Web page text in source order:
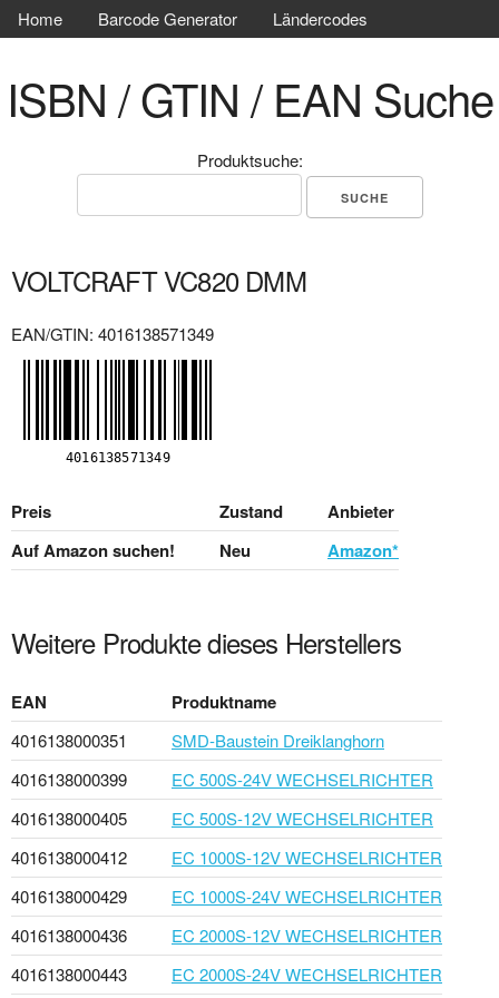
Home Barcode Generator Ländercodes
ISBN / GTIN / EAN Suche
Produktsuche:
VOLTCRAFT VC820 DMM
EAN/GTIN: 4016138571349
Preis Zustand
Anbieter
Auf Amazon suchen!
Neu Amazon*
Weitere Produkte dieses Herstellers
EAN Produktname
4016138000351
SMD-Baustein Dreiklanghorn
4016138000399
EC 500S-24V WECHSELRICHTER
4016138000405
EC 500S-12V WECHSELRICHTER
4016138000412
EC 1000S-12V WECHSELRICHTER
4016138000429
EC 1000S-24V WECHSELRICHTER
4016138000436
EC 2000S-12V WECHSELRICHTER
4016138000443
EC 2000S-24V WECHSELRICHTER